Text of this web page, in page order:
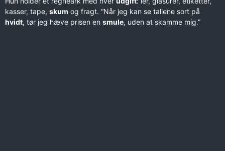
kasser, tape, skum og fragt. “Når jeg kan se tallene sort på
hvidt, tør jeg hæve prisen en smule, uden at skamme mig.”